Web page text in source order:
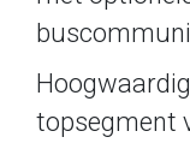
topsegment